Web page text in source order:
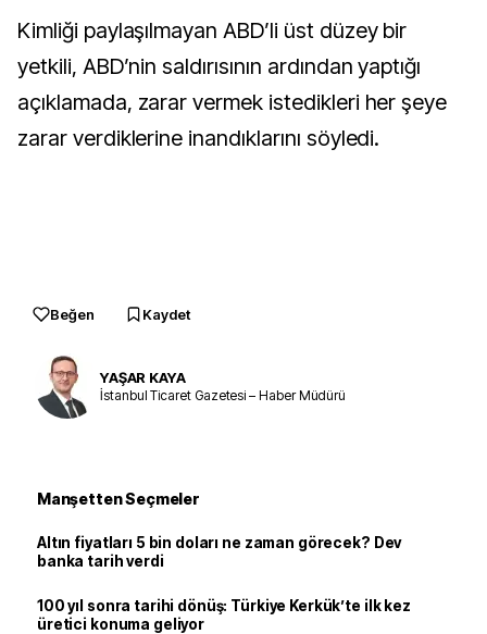
Kimliği paylaşılmayan ABD’li üst düzey bir
yetkili, ABD’nin saldırısının ardından yaptığı
açıklamada, zarar vermek istedikleri her şeye
zarar verdiklerine inandıklarını söyledi.
Beğen Kaydet
YAŞAR KAYA
İstanbul Ticaret Gazetesi – Haber Müdürü
Manşetten Seçmeler
Altın fiyatları 5 bin doları ne zaman görecek? Dev
banka tarih verdi
100 yıl sonra tarihi dönüş: Türkiye Kerkük’te ilk kez
üretici konuma geliyor